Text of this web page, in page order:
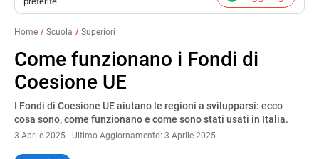
Home Scuola Superiori
Come funzionano i Fondi di
Coesione UE
I Fondi di Coesione UE aiutano le regioni a svilupparsi: ecco
cosa sono, come funzionano e come sono stati usati in Italia.
3 Aprile 2025 - Ultimo Aggiornamento: 3 Aprile 2025